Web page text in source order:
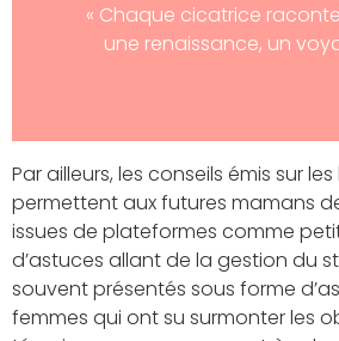
« Chaque cicatrice
une renaissance, un
Par ailleurs, les conseils émis sur
permettent aux futures mamans
issues de plateformes comme
d’astuces allant de la gestion du
souvent présentés sous forme
femmes qui ont su surmonter les